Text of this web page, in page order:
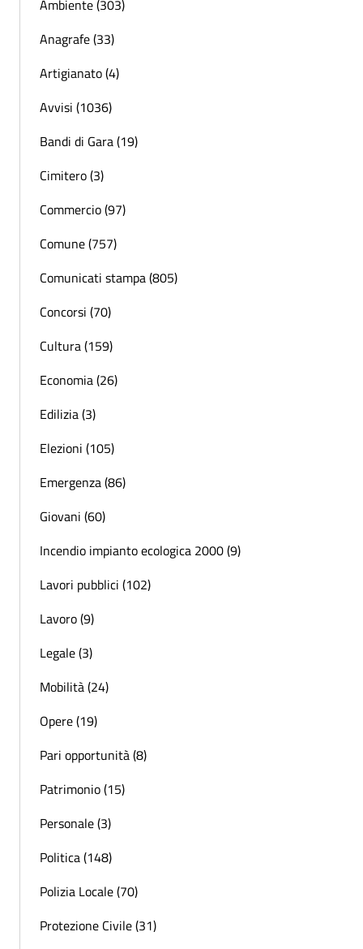
Ambiente (303)
Anagrafe (33)
Artigianato (4)
Avvisi (1036)
Bandi di Gara (19)
Cimitero (3)
Commercio (97)
Comune (757)
Comunicati stampa (805)
Concorsi (70)
Cultura (159)
Economia (26)
Edilizia (3)
Elezioni (105)
Emergenza (86)
Giovani (60)
Incendio impianto ecologica 2000 (9)
Lavori pubblici (102)
Lavoro (9)
Legale (3)
Mobilità (24)
Opere (19)
Pari opportunità (8)
Patrimonio (15)
Personale (3)
Politica (148)
Polizia Locale (70)
Protezione Civile (31)